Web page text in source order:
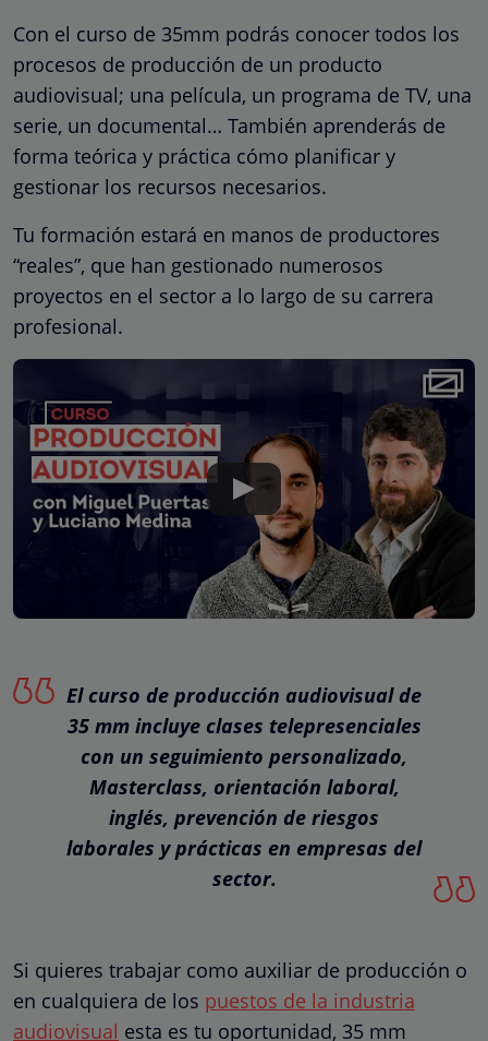
Con el curso de 35mm podrás conocer todos los
procesos de producción de un producto
audiovisual; una película, un programa de TV, una
serie, un documental… También aprenderás de
forma teórica y práctica cómo planificar y
gestionar los recursos necesarios.
Tu formación estará en manos de productores
“reales”, que han gestionado numerosos
proyectos en el sector a lo largo de su carrera
profesional.
El curso de producción audiovisual de
35 mm incluye clases telepresenciales
con un seguimiento personalizado,
Masterclass, orientación laboral,
inglés, prevención de riesgos
laborales y prácticas en empresas del
sector.
Si quieres trabajar como auxiliar de producción o
en cualquiera de los puestos de la industria
audiovisual esta es tu oportunidad, 35 mm